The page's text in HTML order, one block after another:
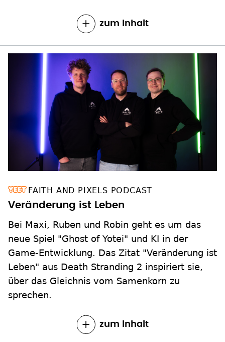
zum Inhalt
FAITH AND PIXELS PODCAST
Veränderung ist Leben
Bei Maxi, Ruben und Robin geht es um das
neue Spiel "Ghost of Yotei" und KI in der
Game-Entwicklung. Das Zitat "Veränderung ist
Leben" aus Death Stranding 2 inspiriert sie,
über das Gleichnis vom Samenkorn zu
sprechen.
zum Inhalt